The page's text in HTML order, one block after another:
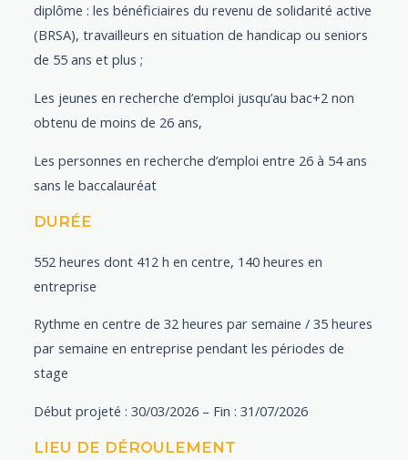
diplôme : les bénéficiaires du revenu de solidarité active
(BRSA), travailleurs en situation de handicap ou seniors
de 55 ans et plus ;
Les jeunes en recherche d’emploi jusqu’au bac+2 non
obtenu de moins de 26 ans,
Les personnes en recherche d’emploi entre 26 à 54 ans
sans le baccalauréat
DURÉE
552 heures dont 412 h en centre, 140 heures en
entreprise
Rythme en centre de 32 heures par semaine / 35 heures
par semaine en entreprise pendant les périodes de
stage
Début projeté : 30/03/2026 – Fin : 31/07/2026
LIEU DE DÉROULEMENT